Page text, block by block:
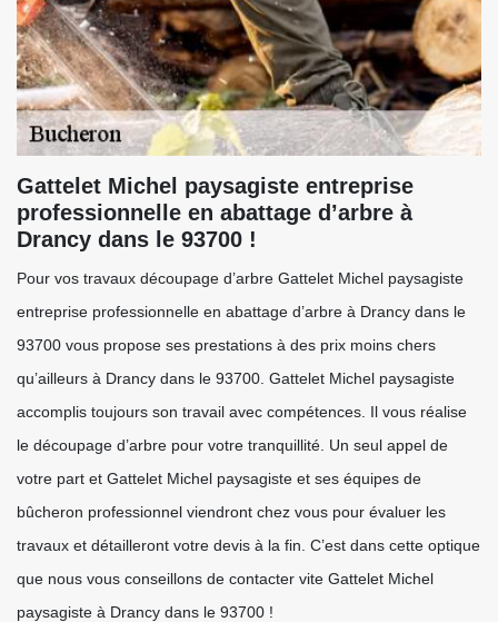
Gattelet Michel paysagiste entreprise
professionnelle en abattage d’arbre à
Drancy dans le 93700 !
Pour vos travaux découpage d’arbre Gattelet Michel paysagiste
entreprise professionnelle en abattage d’arbre à Drancy dans le
93700 vous propose ses prestations à des prix moins chers
qu’ailleurs à Drancy dans le 93700. Gattelet Michel paysagiste
accomplis toujours son travail avec compétences. Il vous réalise
le découpage d’arbre pour votre tranquillité. Un seul appel de
votre part et Gattelet Michel paysagiste et ses équipes de
bûcheron professionnel viendront chez vous pour évaluer les
travaux et détailleront votre devis à la fin. C’est dans cette optique
que nous vous conseillons de contacter vite Gattelet Michel
paysagiste à Drancy dans le 93700 !